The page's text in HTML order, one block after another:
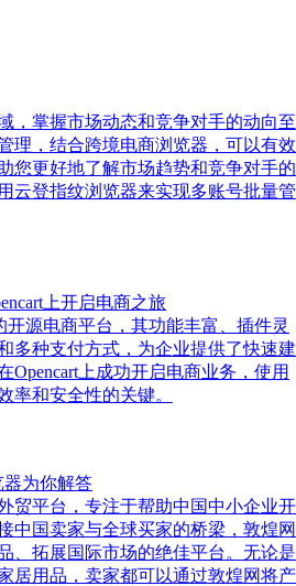
，掌握市场动态和竞争对手的动向至
理，结合跨境电商浏览器，可以有效
您更好地了解市场趋势和竞争对手的
云登指纹浏览器来实现多账号批量管
上开启电商之旅
开源电商平台，其功能丰富、插件灵
多种支付方式，为企业提供了快速建
Opencart上成功开启电商业务，使用
率和安全性的关键。
器为你解答
贸平台，专注于帮助中国中小企业开
中国卖家与全球买家的桥梁，敦煌网
、拓展国际市场的绝佳平台。无论是
居用品，卖家都可以通过敦煌网将产